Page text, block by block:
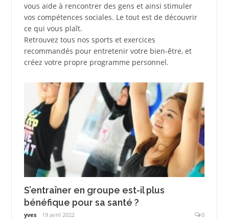
vous aide à rencontrer des gens et ainsi stimuler
vos compétences sociales. Le tout est de découvrir
ce qui vous plaît.
Retrouvez tous nos sports et exercices
recommandés pour entretenir votre bien-être, et
créez votre propre programme personnel.
S’entraîner en groupe est-il plus
bénéfique pour sa santé ?
yves 19 avril 2022 0